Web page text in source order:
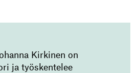
Kirkinen on
ja työskentelee